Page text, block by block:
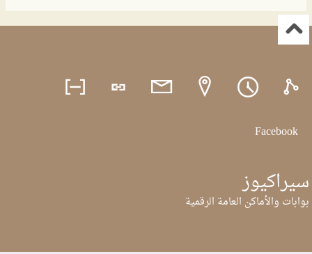
Facebook
سيراكيوز
بوابات والأماكن العامة الرقمية